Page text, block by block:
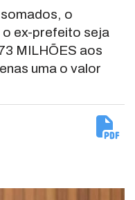
o
o ex-prefeito seja
MILHÕES aos
uma o valor